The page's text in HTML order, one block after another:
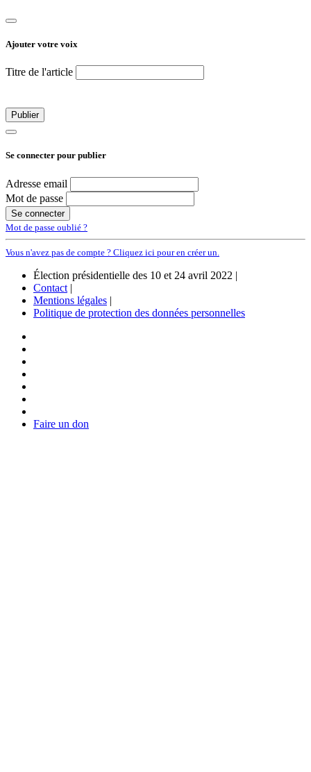
Ajouter votre voix
Titre de l'article
Se connecter pour publier
Adresse email
Mot de passe
Mot de passe oublié ?
Vous n'avez pas de compte ? Cliquez ici pour en créer un.
Élection présidentielle des 10 et 24 avril 2022 |
Contact |
Mentions légales |
Politique de protection des données personnelles
Faire un don